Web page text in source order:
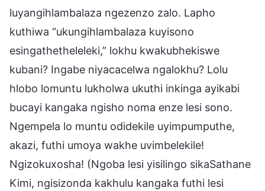
luyangihlambalaza ngezenzo zalo. Lapho
kuthiwa “ukungihlambalaza kuyisono
esingathetheleleki,” lokhu kwakubhekiswe
kubani? Ingabe niyacacelwa ngalokhu? Lolu
hlobo lomuntu lukholwa ukuthi inkinga ayikabi
bucayi kangaka ngisho noma enze lesi sono.
Ngempela lo muntu odidekile uyimpumputhe,
akazi, futhi umoya wakhe uvimbelekile!
Ngizokuxosha! (Ngoba lesi yisilingo sikaSathane
Kimi, ngisizonda kakhulu kangaka futhi lesi